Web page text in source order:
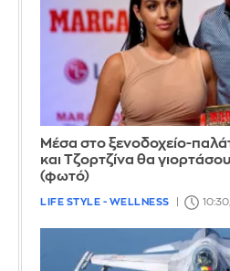
Μέσα στο ξενοδοχείο-
και Τζορτζίνα θα
(φωτό)
LIFE STYLE - WELLNESS